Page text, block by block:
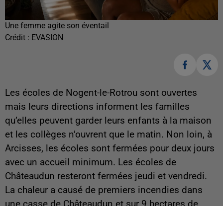
Une femme agite son éventail
Crédit : EVASION
Les écoles de Nogent-le-Rotrou sont ouvertes
mais leurs directions informent les familles
qu’elles peuvent garder leurs enfants à la maison
et les collèges n’ouvrent que le matin. Non loin, à
Arcisses, les écoles sont fermées pour deux jours
avec un accueil minimum. Les écoles de
Châteaudun resteront fermées jeudi et vendredi.
La chaleur a causé de premiers incendies dans